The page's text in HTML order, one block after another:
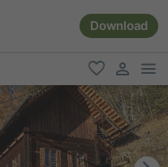
Download
favorit
user link